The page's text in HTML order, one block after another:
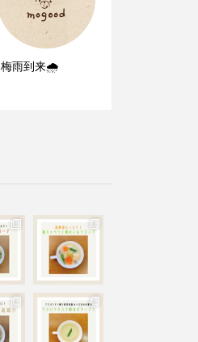
梅雨到来🌧